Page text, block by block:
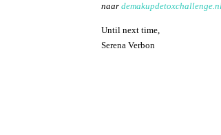
naar
Until next time,
Serena Verbon